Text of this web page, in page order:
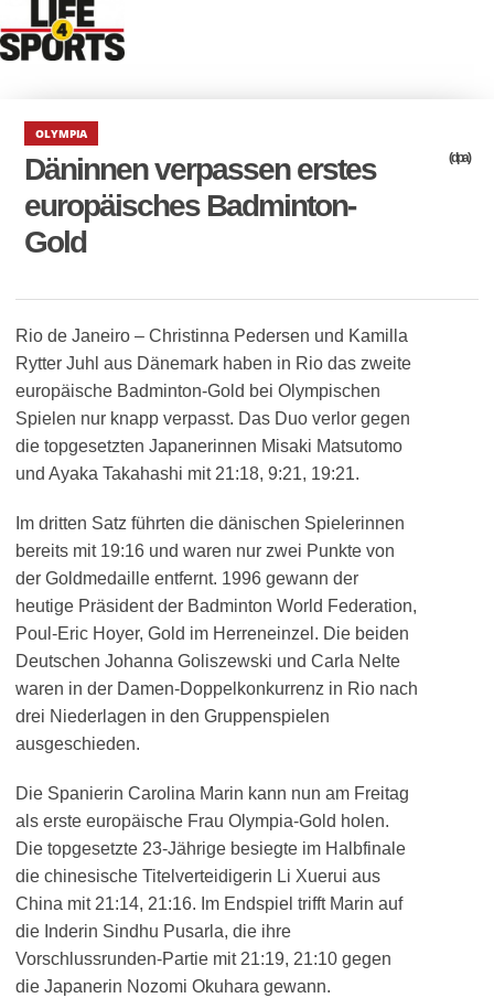
OLYMPIA
Däninnen verpassen erstes
europäisches Badminton-
Gold
(dpa)
Rio de Janeiro – Christinna Pedersen und Kamilla
Rytter Juhl aus Dänemark haben in Rio das zweite
europäische Badminton-Gold bei Olympischen
Spielen nur knapp verpasst. Das Duo verlor gegen
die topgesetzten Japanerinnen Misaki Matsutomo
und Ayaka Takahashi mit 21:18, 9:21, 19:21.
Im dritten Satz führten die dänischen Spielerinnen
bereits mit 19:16 und waren nur zwei Punkte von
der Goldmedaille entfernt. 1996 gewann der
heutige Präsident der Badminton World Federation,
Poul-Eric Hoyer, Gold im Herreneinzel. Die beiden
Deutschen Johanna Goliszewski und Carla Nelte
waren in der Damen-Doppelkonkurrenz in Rio nach
drei Niederlagen in den Gruppenspielen
ausgeschieden.
Die Spanierin Carolina Marin kann nun am Freitag
als erste europäische Frau Olympia-Gold holen.
Die topgesetzte 23-Jährige besiegte im Halbfinale
die chinesische Titelverteidigerin Li Xuerui aus
China mit 21:14, 21:16. Im Endspiel trifft Marin auf
die Inderin Sindhu Pusarla, die ihre
Vorschlussrunden-Partie mit 21:19, 21:10 gegen
die Japanerin Nozomi Okuhara gewann.